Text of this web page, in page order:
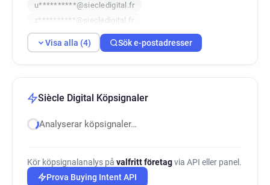
u**********@siecledigital.fr
z**********@siecledigital.fr
Visa alla (4) Sök e-postadresser
Siècle Digital Köpsignaler
Analyserar köpsignaler…
Kör köpsignalanalys på valfritt företagvia API eller panel.
Prova Buying Intent API